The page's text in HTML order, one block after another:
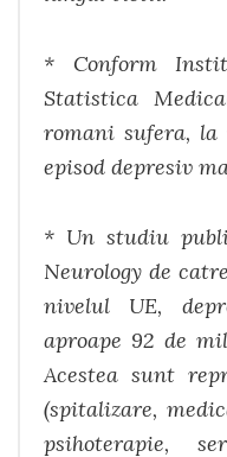
* Conform
Statistica
romani sufera,
episod depresiv
* Un studiu
Neurology de
nivelul UE,
aproape 92 de
Acestea sunt
(spitalizare,
psihoterapie,